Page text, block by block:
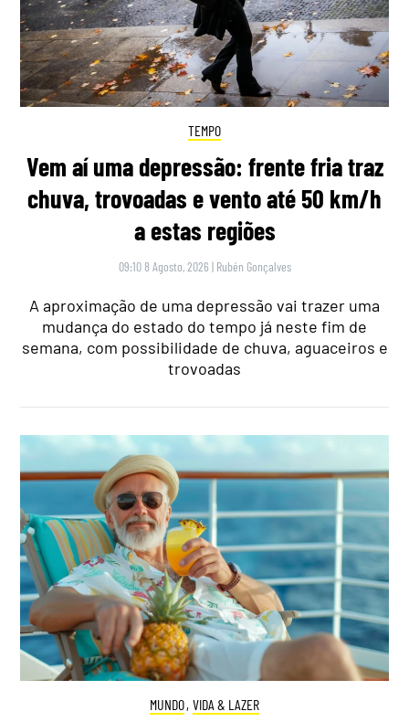
TEMPO
Vem aí uma depressão: frente fria traz
chuva, trovoadas e vento até 50 km/h
a estas regiões
09:10 8 Agosto, 2026 | Rubén Gonçalves
A aproximação de uma depressão vai trazer uma
mudança do estado do tempo já neste fim de
semana, com possibilidade de chuva, aguaceiros e
trovoadas
MUNDO, VIDA & LAZER